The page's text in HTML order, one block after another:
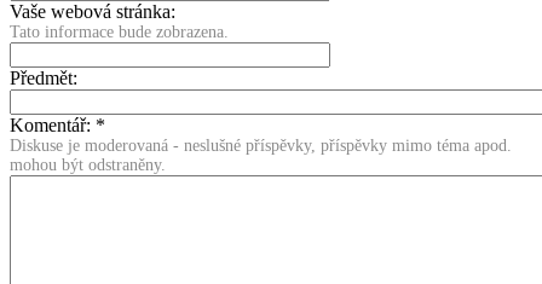
Vaše webová stránka:
Tato informace bude zobrazena.
Předmět:
Komentář: *
Diskuse je moderovaná - neslušné příspěvky, příspěvky mimo téma apod.
mohou být odstraněny.